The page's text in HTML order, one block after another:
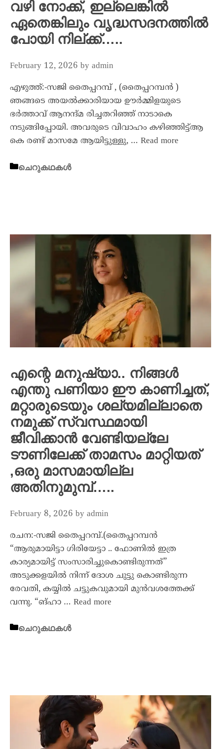
വഴി നോക്ക്, ഇല്ലെങ്കിൽ
ഏതെങ്കിലും വൃദ്ധസദനത്തിൽ
പോയി നില്ക്ക്…..
February 12, 2026 by admin
എഴുത്ത്:-സജി തൈപ്പറമ്പ് , (തൈപ്പറമ്പൻ )
ഞങ്ങടെ അയൽക്കാരിയായ ഊർമ്മിളയുടെ
ഭർത്താവ് ആനന്ദ്മ രിച്ചതറിഞ്ഞ് നാടാകെ
നടുങ്ങിപ്പോയി. അവരുടെ വിവാഹം കഴിഞ്ഞിട്ട്ആ
കെ രണ്ട് മാസമേ ആയിട്ടുള്ളു, … Read more
ചെറുകഥകൾ
എന്റെ മനുഷ്യാ.. നിങ്ങൾ
എന്തു പണിയാ ഈ കാണിച്ചത്,
മറ്റാരുടെയും ശല്യമില്ലാതെ
നമുക്ക് സ്വസ്ഥമായി
ജീവിക്കാൻ വേണ്ടിയല്ലേ
ടൗണിലേക്ക് താമസം മാറ്റിയത്
,ഒരു മാസമായില്ല
അതിനുമുമ്പ്…..
February 8, 2026 by admin
രചന:-സജി തൈപ്പറമ്പ്.(തൈപ്പറമ്പൻ
“ആരുമായിട്ടാ ഗിരിയേട്ടാ .. ഫോണിൽ ഇത്ര
കാര്യമായിട്ട് സംസാരിച്ചുകൊണ്ടിരുന്നത്”
അടുക്കളയിൽ നിന്ന് ദോശ ചുട്ടു കൊണ്ടിരുന്ന
രേവതി, കയ്യിൽ ചട്ടുകവുമായി മുൻവശത്തേക്ക്
വന്നു. “ങ്ഹാ … Read more
ചെറുകഥകൾ